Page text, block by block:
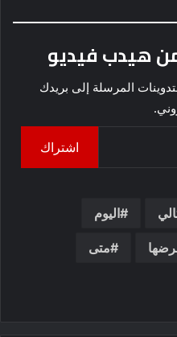
هيدب فيديو
المرسلة إلى بريدك
اشتراك
اليوم
متى